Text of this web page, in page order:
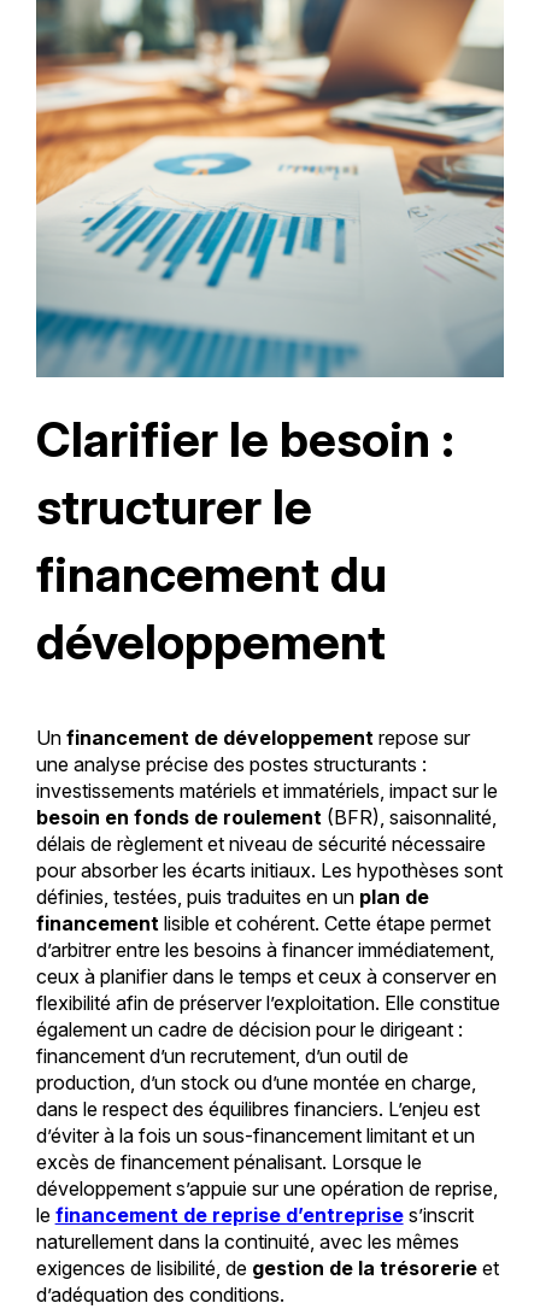
Clarifier le besoin :
structurer le
financement du
développement
Un financement de développementrepose sur
une analyse précise des postes structurants :
investissements matériels et immatériels, impact sur le
besoin en fonds de roulement(BFR), saisonnalité,
délais de règlement et niveau de sécurité nécessaire
pour absorber les écarts initiaux. Les hypothèses sont
définies, testées, puis traduites en un plan de
financementlisible et cohérent. Cette étape permet
d’arbitrer entre les besoins à financer immédiatement,
ceux à planifier dans le temps et ceux à conserver en
flexibilité afin de préserver l’exploitation. Elle constitue
également un cadre de décision pour le dirigeant :
financement d’un recrutement, d’un outil de
production, d’un stock ou d’une montée en charge,
dans le respect des équilibres financiers. L’enjeu est
d’éviter à la fois un sous-financement limitant et un
excès de financement pénalisant. Lorsque le
développement s’appuie sur une opération de reprise,
le financement de reprise d’entreprises’inscrit
naturellement dans la continuité, avec les mêmes
exigences de lisibilité, de gestion de la trésorerieet
d’adéquation des conditions.